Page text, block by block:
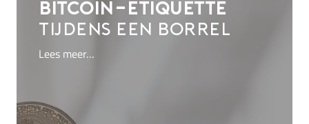
Bitcoin-etiquette
tijdens een borrel
Lees meer…